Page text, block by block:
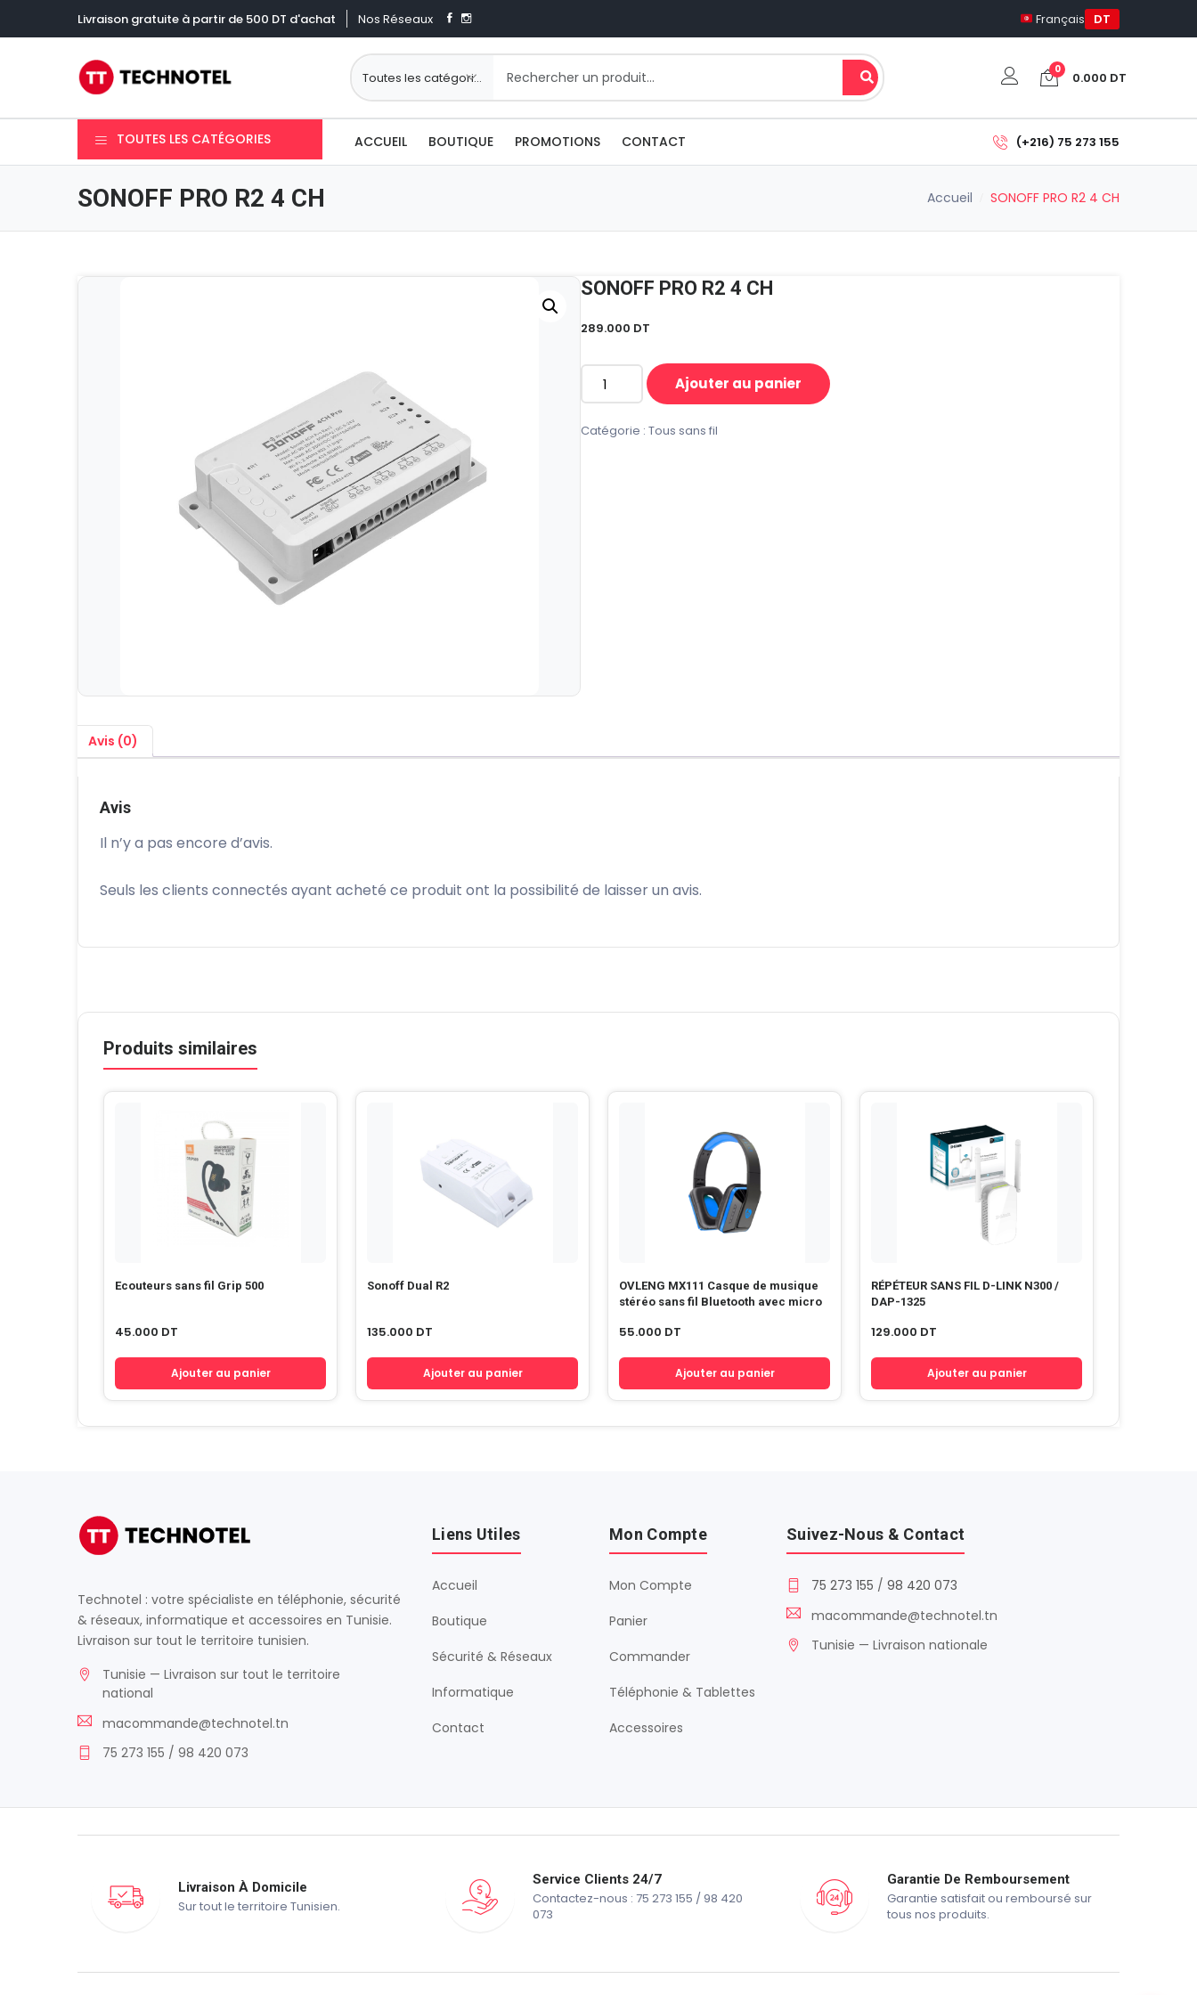
Livraison gratuite à partir de 500 DT d'achat Nos Réseaux Français DT
0 0.000 DT
Sous-total: 0.000 DT
TOUTES LES CATÉGORIES ACCUEIL BOUTIQUE PROMOTIONS CONTACT (+216) 75 273 155
SONOFF PRO R2 4 CH Accueil SONOFF PRO R2 4 CH
SONOFF PRO R2 4 CH
289.000 DT
quantité
SONOFF
Ajouter au panier
Catégorie : Tous sans fil
Avis (0)
Avis
Il n’y a pas encore d’avis.
Seuls les clients connectés ayant acheté ce produit ont la possibilité de laisser un avis.
Produits similaires
Ecouteurs sans fil Grip 500
45.000 DT
Ajouter au panier
Sonoff Dual R2
135.000 DT
Ajouter au panier
OVLENG MX111 Casque de musique
stéréo sans fil Bluetooth avec micro
55.000 DT
Ajouter au panier
RÉPÉTEUR SANS FIL D-LINK N300 /
DAP-1325
129.000 DT
Ajouter au panier
Technotel : votre spécialiste en téléphonie, sécurité
& réseaux, informatique et accessoires en Tunisie.
Livraison sur tout le territoire tunisien.
Tunisie — Livraison sur tout le territoire
national
macommande@technotel.tn
75 273 155 / 98 420 073
Liens Utiles
Accueil
Boutique
Sécurité & Réseaux
Informatique
Contact
Mon Compte
Mon Compte
Panier
Commander
Téléphonie & Tablettes
Accessoires
Suivez-Nous & Contact
75 273 155 / 98 420 073
macommande@technotel.tn
Tunisie — Livraison nationale
Livraison À Domicile
Sur tout le territoire Tunisien.
Service Clients 24/7
Contactez-nous : 75 273 155 / 98 420
073
Garantie De Remboursement
Garantie satisfait ou remboursé sur
tous nos produits.